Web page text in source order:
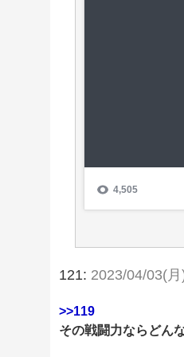
121: 2023/04/03(
>>119
その戦闘力ならどん